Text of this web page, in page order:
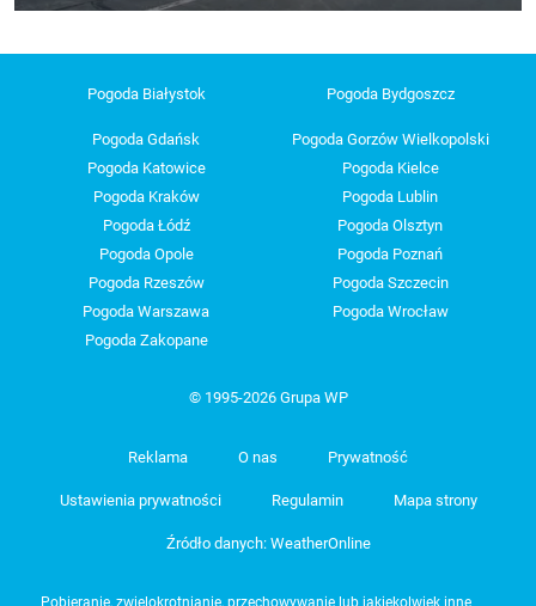
Pogoda Białystok Pogoda Bydgoszcz
Pogoda Gdańsk
Pogoda Gorzów Wielkopolski
Pogoda Katowice
Pogoda Kielce
Pogoda Kraków
Pogoda Lublin
Pogoda Łódź
Pogoda Olsztyn
Pogoda Opole
Pogoda Poznań
Pogoda Rzeszów
Pogoda Szczecin
Pogoda Warszawa
Pogoda Wrocław
Pogoda Zakopane
© 1995-2026 Grupa WP
Reklama O nas Prywatność
Ustawienia prywatności Regulamin Mapa strony
Źródło danych: WeatherOnline
Pobieranie, zwielokrotnianie, przechowywanie lub jakiekolwiek inne